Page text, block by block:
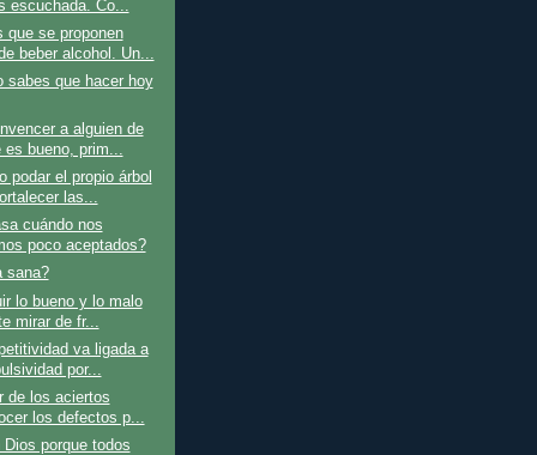
escuchada. Co...
que se proponen
beber alcohol. Un...
sabes que hacer hoy
a alguien de
es bueno, prim...
podar el propio árbol
las...
cuándo nos
poco aceptados?
sana?
lo bueno y lo malo
mirar de fr...
va ligada a
por...
de los aciertos
los defectos p...
Dios porque todos